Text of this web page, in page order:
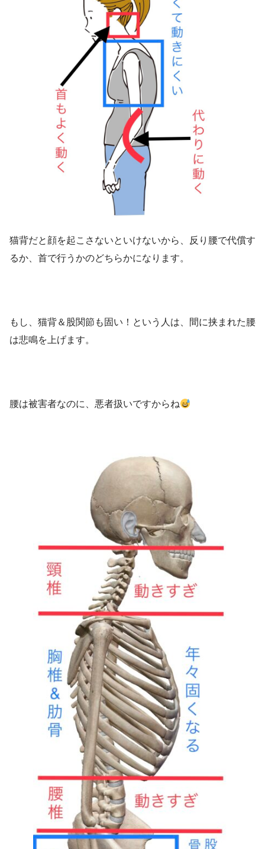
猫背だと顔を起こさないといけないから、反り腰で代償す
るか、首で行うかのどちらかになります。
もし、猫背＆股関節も固い！という人は、間に挟まれた腰
は悲鳴を上げます。
腰は被害者なのに、悪者扱いですからね